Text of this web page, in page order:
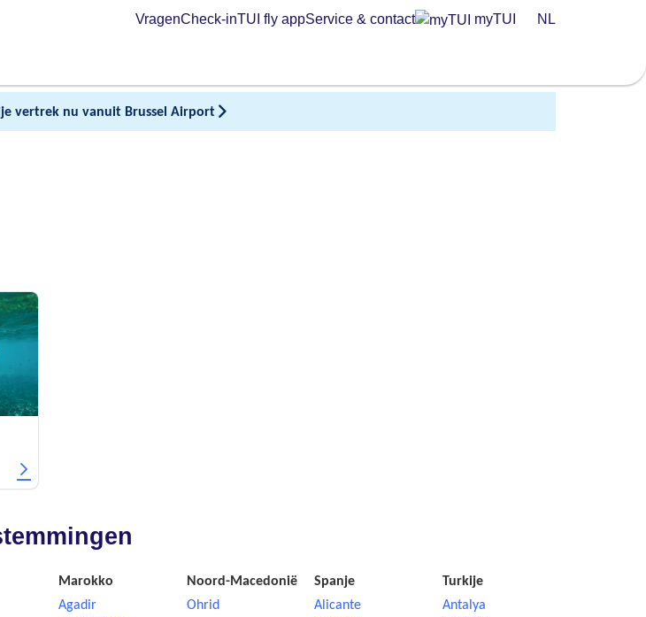
VragenCheck-inTUI fly appService & contact myTUI NL
vertrek nu vanuit Brussel Airport
Marokko
Agadir
Noord-Macedonië
Ohrid
Spanje
Alicante
Turkije
Antalya